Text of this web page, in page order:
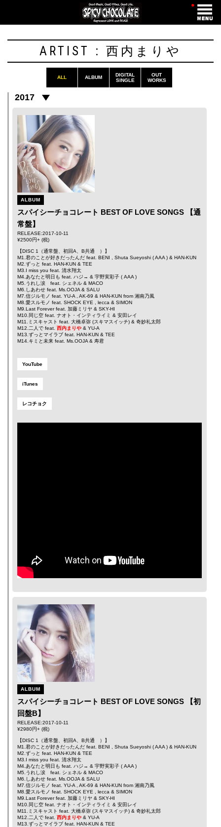
・
ARTIST : 西内まりや
ALL ALBUM
DIGITAL
SINGLE
OUT
WORKS
2017
ALBUM
スパイシーチョコレート BEST OF LOVE SONGS 【通
常盤】
RELEASE:2017-10-11
¥2500円+ (税)
【DISC 1（通常盤、初回A、B共通 ）】
M1.君のことが好きだったんだ feat. BENI Shuta Sueyoshi (AAA ) & HAN-KUN
M2.ずっと feat. HAN-KUN & TEE
M3.I miss you feat. 清水翔太
M4.あなたと明日も feat. ハジ→ & 宇野実彩子 ( AAA )
M5.うれし涙 feat. シェネル & MACO
M6.しあわせ feat. Ms.OOJA & SALU
M7.信ジルモノ feat. YU-A AK-69 & HAN-KUN from 湘南乃風
M8.愛スルモノ feat. SHOCK EYE lecca & SIMON
M9.Last Forever feat. 加藤ミリヤ & SKY-HI
M10.同じ空 feat. ナオト・インティライミ & 安田レイ
M11.ミスキャスト feat. 大橋卓弥 (スキマスイッチ) & 奇妙礼太郎
M12.二人で feat. 西内まりや & YU-A
M13.ずっとマイラブ feat. HAN-KUN & TEE
M14.キミと未来 feat. Ms.OOJA & 寿君
YouTube
iTunes
レコチョク
ALBUM
スパイシーチョコレート BEST OF LOVE SONGS 【初
回盤B】
RELEASE:2017-10-11
¥2980円+ (税)
【DISC 1（通常盤、初回A、B共通 ）】
M1.君のことが好きだったんだ feat. BENI Shuta Sueyoshi (AAA ) & HAN-KUN
M2.ずっと feat. HAN-KUN & TEE
M3.I miss you feat. 清水翔太
M4.あなたと明日も feat. ハジ→ & 宇野実彩子 ( AAA )
M5.うれし涙 feat. シェネル & MACO
M6.しあわせ feat. Ms.OOJA & SALU
M7.信ジルモノ feat. YU-A AK-69 & HAN-KUN from 湘南乃風
M8.愛スルモノ feat. SHOCK EYE lecca & SIMON
M9.Last Forever feat. 加藤ミリヤ & SKY-HI
M10.同じ空 feat. ナオト・インティライミ & 安田レイ
M11.ミスキャスト feat. 大橋卓弥 (スキマスイッチ) & 奇妙礼太郎
M12.二人で feat. 西内まりや & YU-A
M13.ずっとマイラブ feat. HAN-KUN & TEE